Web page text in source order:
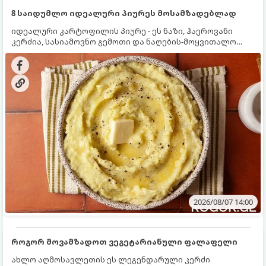
8 საიდუმლო იდეალური პიურეს მოსამზადებლად
იდეალური კარტოფილის პიურე - ეს ნაზი, ჰაეროვანი
კერძია, სასიამოვნო გემოთი და ნაღების-მოყვითალო
ფერით. მისი მომზადება ძალიან მარტივია, მაგრამ
არსებობს რამდენიმე საიდუმლო, რომლებიც უნდა
იცოდეთ, რომ პიურე იდეალურად გემრიელი გამოვიდეს.
2026/08/07 14:00
როგორ მოვამზადოთ ვეგეტარიანული ფალაფელი
ახლო აღმოსავლეთის ეს ლეგენდარული კერძი